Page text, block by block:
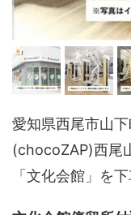
愛知県西尾市山
(chocoZAP)西尾
「文化会館」を